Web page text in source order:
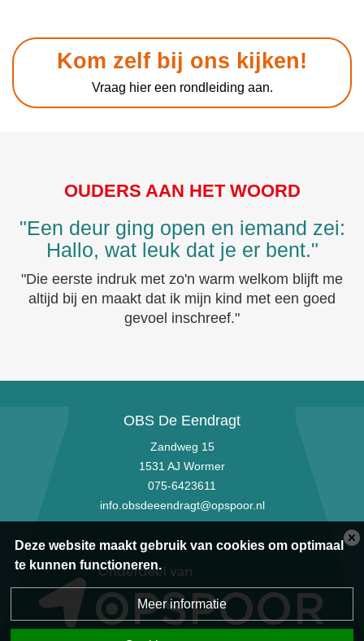
Kom zelf bij ons kijken!
Vraag hier een rondleiding aan.
OUDERS AAN HET WOORD
"Een deur ging open en iemand zei:
Hallo, wat leuk dat je er bent."
"Die eerste indruk met zo'n warm welkom blijft me
altijd bij en maakt dat ik mijn kind met een goed
gevoel inschreef."
OBS De Eendragt
Zandweg 15
1531 AJ Wormer
075-6423611
info.obsdeeendragt@opspoor.nl
Deze website maakt gebruik van cookies om optimaal
te kunnen functioneren.
Meer informatie